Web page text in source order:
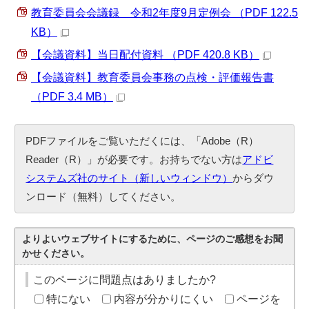
教育委員会会議録 令和2年度9月定例会 （PDF 122.5
KB）
【会議資料】当日配付資料 （PDF 420.8 KB）
【会議資料】教育委員会事務の点検・評価報告書
（PDF 3.4 MB）
PDFファイルをご覧いただくには、「Adobe（R）
Reader（R）」が必要です。お持ちでない方はアドビ
システムズ社のサイト（新しいウィンドウ）からダウ
ンロード（無料）してください。
よりよいウェブサイトにするために、ページのご感想をお聞
かせください。
このページに問題点はありましたか?
特にない
内容が分かりにくい
ページを